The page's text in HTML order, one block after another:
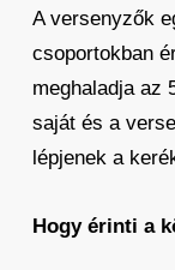
A versenyzők
csoportokban
meghaladja az
saját és a
lépjenek a
Hogy érinti a